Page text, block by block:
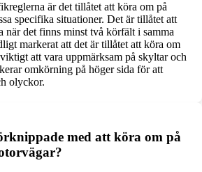
är det tillåtet att köra om på
specifika situationer. Det är tillåtet att
när det finns minst två körfält i samma
markerat att det är tillåtet att köra om
att vara uppmärksam på skyltar och
omkörning på höger sida för att
olyckor.
med att köra om på